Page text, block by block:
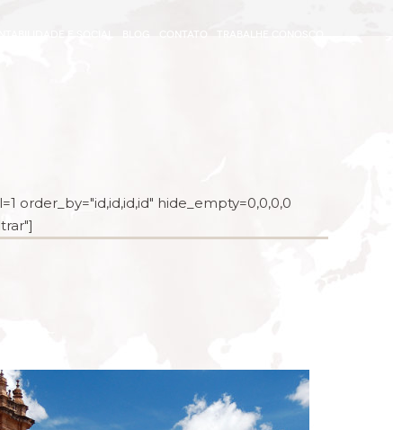
order_by="id,id,id,id" hide_empty=0,0,0,0